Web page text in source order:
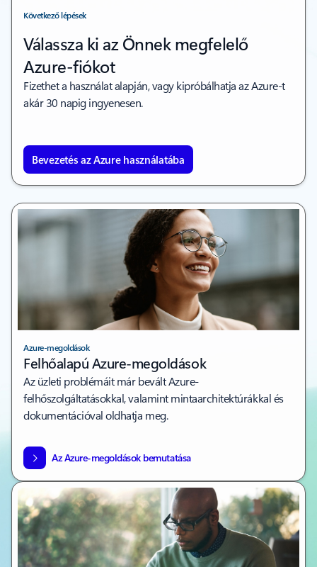
Következő lépések
Válassza ki az Önnek megfelelő
Azure-fiókot
Fizethet a használat alapján, vagy kipróbálhatja az Azure-t
akár 30 napig ingyenesen.
Bevezetés az Azure használatába
Azure-megoldások
Felhőalapú Azure-megoldások
Az üzleti problémáit már bevált Azure-
felhőszolgáltatásokkal, valamint mintaarchitektúrákkal és
dokumentációval oldhatja meg.
Az Azure-megoldások bemutatása